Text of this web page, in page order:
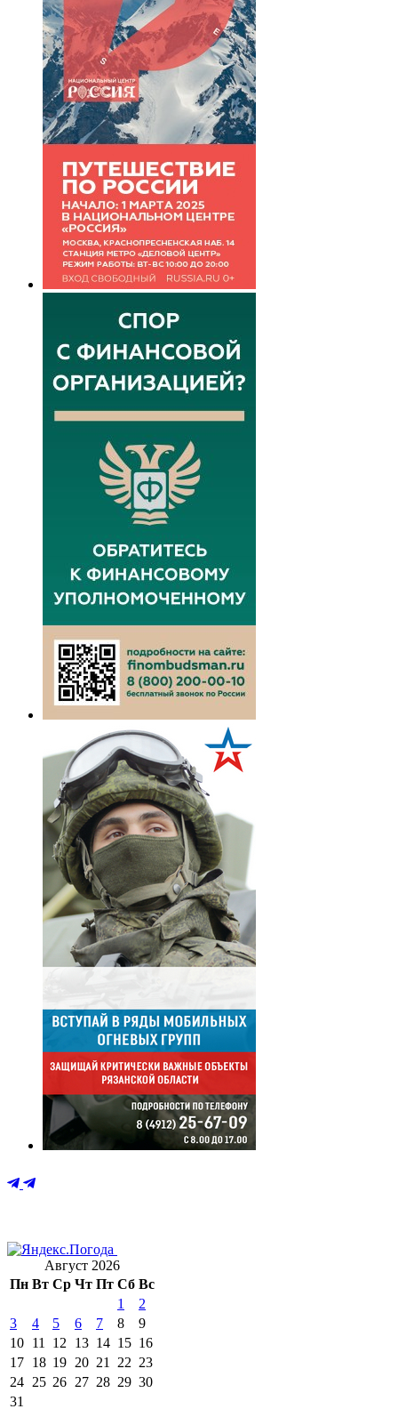
Август 2026
Пн Вт Ср Чт Пт Сб Вс
1
2
3
4 5 6 7 8
9
10 11 12 13 14 15 16
17 18 19 20 21 22 23
24 25 26 27 28 29 30
31